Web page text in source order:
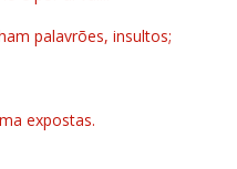
palavrões, insultos;
expostas.